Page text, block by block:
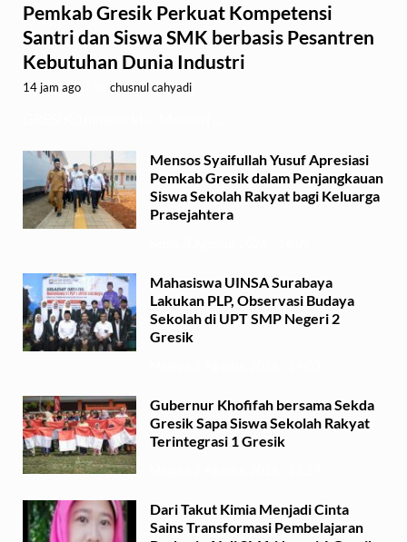
Pemkab Gresik Perkuat Kompetensi
Santri dan Siswa SMK berbasis Pesantren
Kebutuhan Dunia Industri
14 jam ago chusnul cahyadi
Mensos Syaifullah Yusuf Apresiasi
Pemkab Gresik dalam Penjangkauan
Siswa Sekolah Rakyat bagi Keluarga
Prasejahtera
Mahasiswa UINSA Surabaya
Lakukan PLP, Observasi Budaya
Sekolah di UPT SMP Negeri 2
Gresik
Gubernur Khofifah bersama Sekda
Gresik Sapa Siswa Sekolah Rakyat
Terintegrasi 1 Gresik
Dari Takut Kimia Menjadi Cinta
Sains Transformasi Pembelajaran